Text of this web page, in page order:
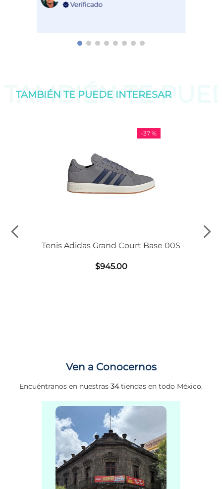
TAMBIÉN TE
TAMBIÉN TE PUEDE INTERESAR
-37 %
Tenis Adidas Grand Court Base 00S
$945.00
Ven a Conocernos
Encuéntranos en nuestras 34tiendas en todo México.